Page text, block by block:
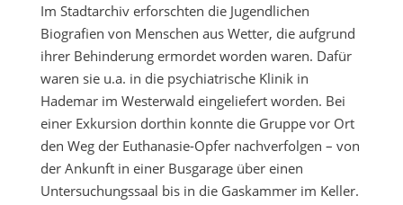
Im Stadtarchiv erforschten die Jugendlichen
Biografien von Menschen aus Wetter, die aufgrund
ihrer Behinderung ermordet worden waren. Dafür
waren sie u.a. in die psychiatrische Klinik in
Hademar im Westerwald eingeliefert worden. Bei
einer Exkursion dorthin konnte die Gruppe vor Ort
den Weg der Euthanasie-Opfer nachverfolgen – von
der Ankunft in einer Busgarage über einen
Untersuchungssaal bis in die Gaskammer im Keller.